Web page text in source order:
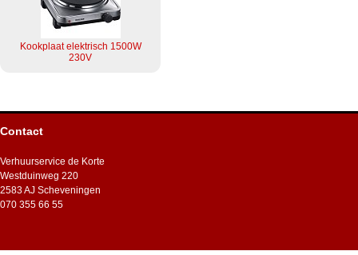
Kookplaat elektrisch 1500W
230V
Contact
Verhuurservice de Korte
Westduinweg 220
2583 AJ Scheveningen
070 355 66 55